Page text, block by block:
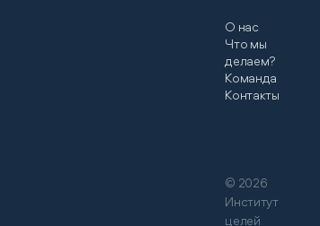
О нас
Что мы
делаем?
Команда
Контакты
© 2026
Институт
целей